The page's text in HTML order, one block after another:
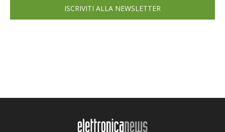
ISCRIVITI ALLA NEWSLETTER